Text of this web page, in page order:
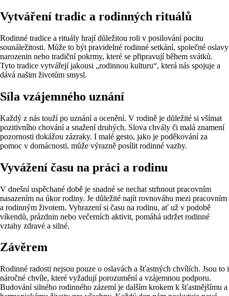
Vytváření tradic a rodinných rituálů
Rodinné tradice a rituály hrají důležitou roli v posilování pocitu
sounáležitosti. Může to být pravidelné rodinné setkání, společné oslavy
narozenin nebo tradiční pokrmy, které se připravují během svátků.
Tyto tradice vytvářejí jakousi „rodinnou kulturu“, která nás spojuje a
dává našim životům smysl.
Síla vzájemného uznání
Každý z nás touží po uznání a ocenění. V rodině je důležité si všímat
pozitivního chování a snažení druhých. Slova chvály či malá znamení
pozornosti dokážou zázraky. I malé gesto, jako je poděkování za
pomoc v domácnosti, může výrazně posílit rodinné vazby.
Vyvážení času na práci a rodinu
V dnešní uspěchané době je snadné se nechat strhnout pracovním
nasazením na úkor rodiny. Je důležité najít rovnováhu mezi pracovním
a rodinným životem. Vyhrazení si času na rodinu, ať už v podobě
víkendů, prázdnin nebo večerních aktivit, pomáhá udržet rodinné
vztahy zdravé a silné.
Závěrem
Rodinné radosti nejsou pouze o oslavách a šťastných chvílích. Jsou to i
náročné chvíle, které vyžadují porozumění a vzájemnou podporu.
Budování silného rodinného zázemí je dalším krokem k šťastnějšímu a